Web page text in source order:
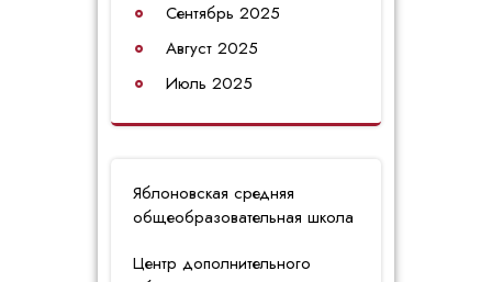
Сентябрь 2025
Август 2025
Июль 2025
Яблоновская средняя
общеобразовательная школа
Центр дополнительного